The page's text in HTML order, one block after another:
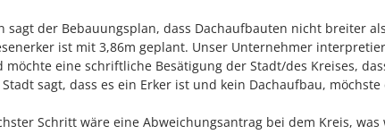
sagt der Bebauungsplan, dass Dachaufbauten nicht breiter
ist mit 3,86m geplant. Unser Unternehmer
möchte eine schriftliche Besätigung der Stadt/des Kreises,
Stadt sagt, dass es ein Erker ist und kein Dachaufbau,
Schritt wäre eine Abweichungsantrag bei dem Kreis,